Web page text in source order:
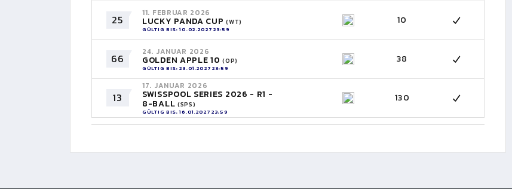
25
11. FEBRUAR 2026
LUCKY PANDA CUP(WT)
GÜLTIG BIS: 10.02.2027 23:59
10
66
24. JANUAR 2026
GOLDEN APPLE 10(OP)
GÜLTIG BIS: 23.01.2027 23:59
38
13
17. JANUAR 2026
SWISSPOOL SERIES 2026 - R1 -
8-BALL (SPS)
GÜLTIG BIS: 16.01.2027 23:59
130